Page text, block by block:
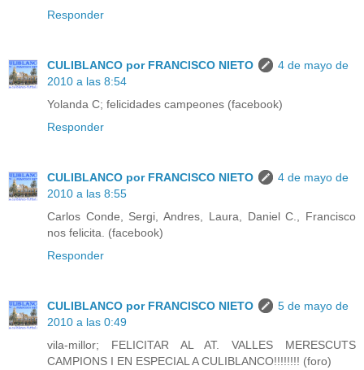
Responder
CULIBLANCO por FRANCISCO NIETO
4 de mayo de
2010 a las 8:54
Yolanda C; felicidades campeones (facebook)
Responder
CULIBLANCO por FRANCISCO NIETO
4 de mayo de
2010 a las 8:55
Carlos Conde, Sergi, Andres, Laura, Daniel C., Francisco
nos felicita. (facebook)
Responder
CULIBLANCO por FRANCISCO NIETO
5 de mayo de
2010 a las 0:49
vila-millor; FELICITAR AL AT. VALLES MERESCUTS
CAMPIONS I EN ESPECIAL A CULIBLANCO!!!!!!!! (foro)